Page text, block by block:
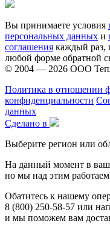
Вы принимаете условия
персональных данных и
соглашения каждый раз,
любой форме обратной
© 2004 — 2026 ООО
Политика в отношении
конфиденциальности
данных
Сделано в
Выберите регион или
На данный момент в
но мы над этим
Обатитесь к нашему
8 (800) 250-58-57 или
и мы поможем вам